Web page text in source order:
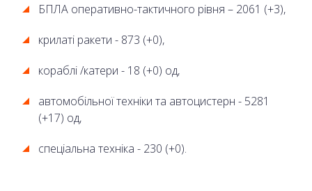
БПЛА оперативно-тактичного рівня – 2061 (+3),
крилаті ракети - 873 (+0),
кораблі /катери - 18 (+0) од,
автомобільної техніки та автоцистерн - 5281
(+17) од,
спеціальна техніка - 230 (+0).